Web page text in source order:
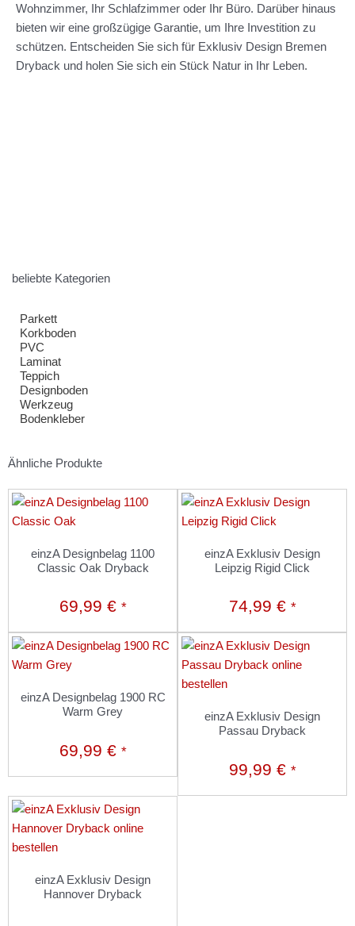
Wohnzimmer, Ihr Schlafzimmer oder Ihr Büro. Darüber hinaus
bieten wir eine großzügige Garantie, um Ihre Investition zu
schützen. Entscheiden Sie sich für Exklusiv Design Bremen
Dryback und holen Sie sich ein Stück Natur in Ihr Leben.
beliebte Kategorien
Parkett
Korkboden
PVC
Laminat
Teppich
Designboden
Werkzeug
Bodenkleber
Ähnliche Produkte
einzA Designbelag 1100
Classic Oak Dryback
69,99 € *
einzA Exklusiv Design
Leipzig Rigid Click
74,99 € *
einzA Designbelag 1900 RC
Warm Grey
69,99 € *
einzA Exklusiv Design
Passau Dryback
99,99 € *
einzA Exklusiv Design
Hannover Dryback